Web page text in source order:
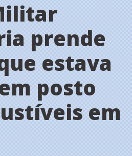
prende
estava
posto
em